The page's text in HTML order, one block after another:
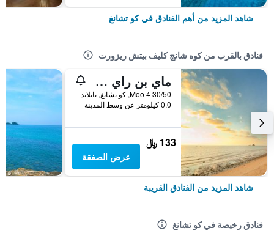
شاهد المزيد من أهم الفنادق في كو تشانغ
فنادق بالقرب من كوه شانج كليف بيتش ريزورت
ماي بن راي جيست هاوس
30/50 Moo 4, كو تشانغ, تايلاند
0.0 كيلومتر عن وسط المدينة
133 ﷼
عرض الصفقة
شاهد المزيد من الفنادق القريبة
فنادق رخيصة في كو تشانغ